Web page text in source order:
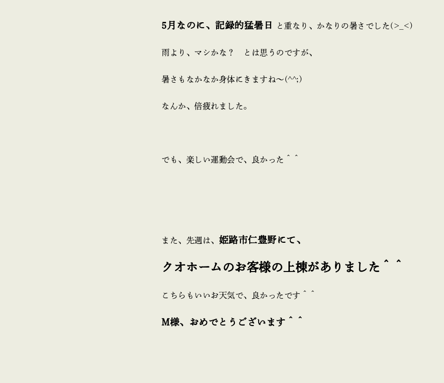
5月なのに、記録的猛暑日 と重なり、かなりの暑さでした(>_<)
雨より、マシかな？ とは思うのですが、
暑さもなかなか身体にきますね～(^^;)
なんか、倍疲れました。
でも、楽しい運動会で、良かった＾＾
また、先週は、 姫路市仁豊野にて、
クオホームのお客様の上棟がありました＾＾
こちらもいいお天気で、良かったです＾＾
M様、おめでとうございます＾＾